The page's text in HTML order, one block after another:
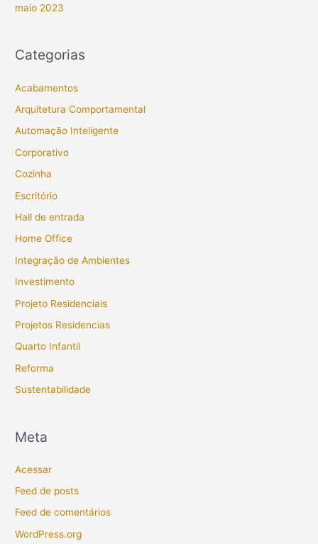
maio 2023
Categorias
Acabamentos
Arquitetura Comportamental
Automação Inteligente
Corporativo
Cozinha
Escritório
Hall de entrada
Home Office
Integração de Ambientes
Investimento
Projeto Residenciais
Projetos Residencias
Quarto Infantil
Reforma
Sustentabilidade
Meta
Acessar
Feed de posts
Feed de comentários
WordPress.org